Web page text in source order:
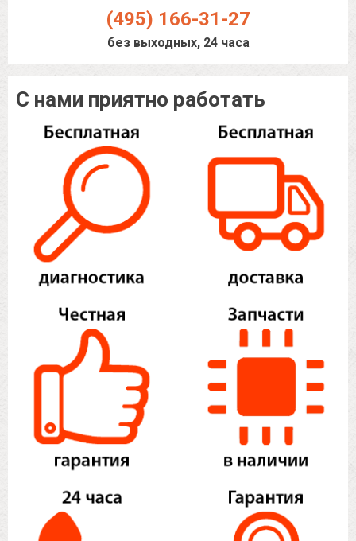
(495) 166-31-27
без выходных, 24 часа
С нами приятно работать